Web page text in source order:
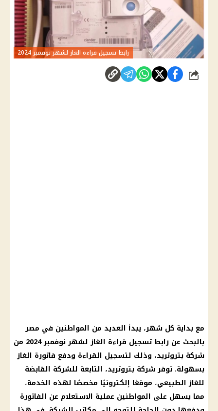
رابط تسجيل قراءة الغاز لشهر نوفمبر 2024
شارك
مع بداية كل شهر، يبدأ العديد من المواطنين في مصر
بالبحث عن رابط تسجيل قراءة الغاز لشهر نوفمبر 2024 من
شركة بتروتريد، وذلك لتسجيل القراءة ودفع فاتورة الغاز
بسهولة. توفر شركة بتروتريد، التابعة للشركة القابضة
للغاز الطبيعي، موقعًا إلكترونيًا مخصصًا لهذه الخدمة،
مما يسهل على المواطنين عملية الاستعلام عن الفاتورة